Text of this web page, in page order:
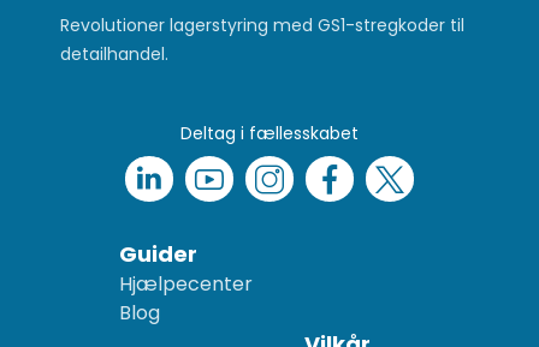
Revolutioner lagerstyring med GS1-stregkoder til
detailhandel.
Deltag i fællesskabet
Guider
Hjælpecenter
Blog